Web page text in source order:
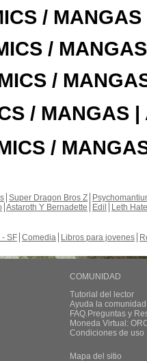
/
/
/
/ MANGAS |
/
Super Dragon Bros Z
Astaroth Y Bernadette Edil
Leth Hate
- SF Comedia Libros para jovenes
COMUNIDAD
Tutorial del lector
Ayuda la
FAQ.Preguntas y
Moneda Virtual:
Condiciones de uso
Mapa del sitio